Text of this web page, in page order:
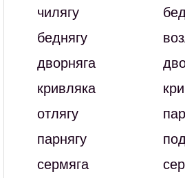
чилягу
беднягу
дворняга
кривляка
отлягу
парнягу
сермяга